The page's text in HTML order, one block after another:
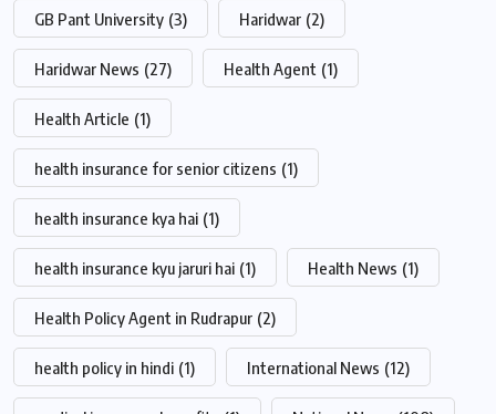
GB Pant University (3) Haridwar (2)
Haridwar News (27) Health Agent (1)
Health Article (1)
health insurance for senior citizens (1)
health insurance kya hai (1)
health insurance kyu jaruri hai (1) Health News (1)
Health Policy Agent in Rudrapur (2)
health policy in hindi (1) International News (12)